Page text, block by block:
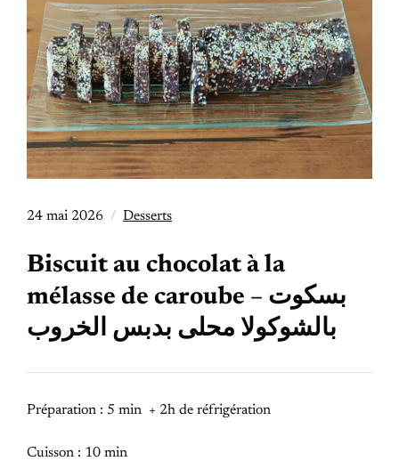
24 mai 2026 Desserts
Biscuit au chocolat à la
mélasse de caroube – بسكوت
بالشوكولا محلى بدبس الخروب
Préparation : 5 min + 2h de réfrigération
Cuisson : 10 min